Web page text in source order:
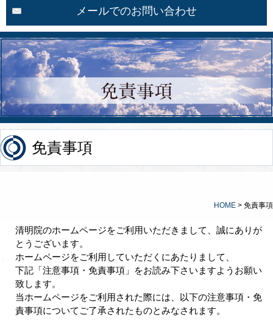
メールでのお問い合わせ
免責事項
HOME > 免責事項
清明院のホームページをご利用いただきまして、誠にありが
とうございます。
ホームページをご利用していただくにあたりまして、
下記「注意事項・免責事項」をお読み下さいますようお願い
致します。
当ホームページをご利用された際には、以下の注意事項・免
責事項についてご了承されたものとみなされます。